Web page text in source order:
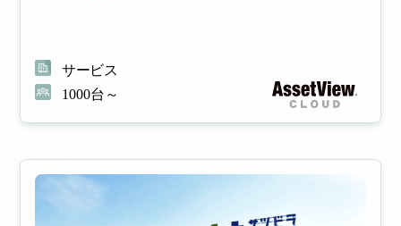
サービス
1000台～